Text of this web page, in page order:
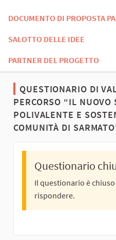
DOCUMENTO DI PROPOSTA
SALOTTO DELLE IDEE
PARTNER DEL PROGETTO
QUESTIONARIO DI
PERCORSO “IL
POLIVALENTE E
COMUNITÀ DI
Questionario
Il questionario è
rispondere.